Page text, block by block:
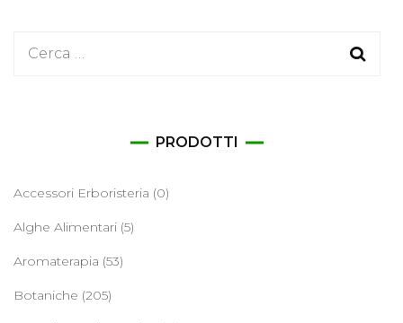
Ricerca
PRODOTTI
Accessori Erboristeria (0)
Alghe Alimentari (5)
Aromaterapia (53)
Botaniche (205)